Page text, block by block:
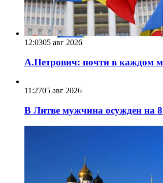
12:0305 авг 2026
А.Петрович: почти в каждом
11:2705 авг 2026
В Литве мужчина осужден на